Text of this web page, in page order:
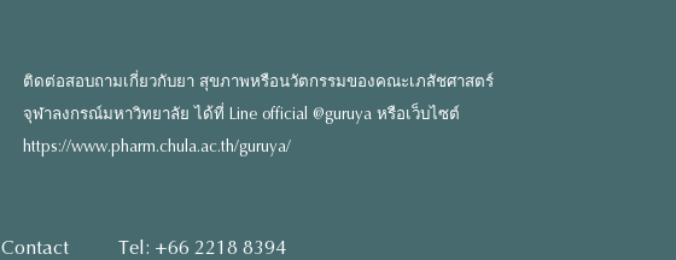
ติดต่อสอบถามเกี่ยวกับยา สุขภาพหรือนวัตกรรมของคณะเภสัชศาสตร์
จุฬาลงกรณ์มหาวิทยาลัย ได้ที่ Line official @guruya หรือเว็บไซต์
https://www.pharm.chula.ac.th/guruya/
Contact
Tel: +66 2218 8394